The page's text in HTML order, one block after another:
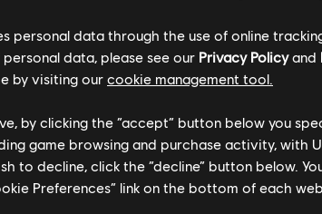
personal data through the use of online
data, please see our Privacy Policyand
by visiting our cookie management tool.
by clicking the “accept” button below you
game browsing and purchase activity, with
to decline, click the “decline” button below.
Preferences” link on the bottom of each